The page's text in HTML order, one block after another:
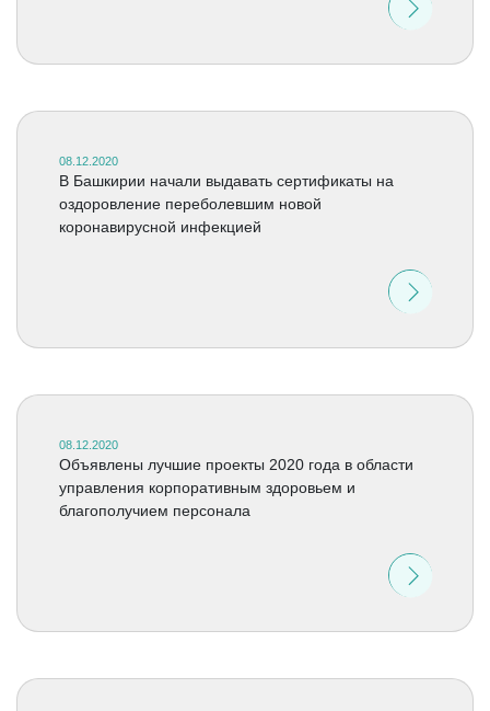
08.12.2020
В Башкирии начали выдавать сертификаты на
оздоровление переболевшим новой
коронавирусной инфекцией
08.12.2020
Объявлены лучшие проекты 2020 года в области
управления корпоративным здоровьем и
благополучием персонала